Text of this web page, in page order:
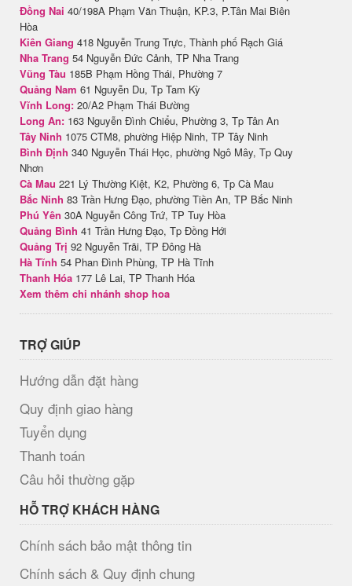
Đồng Nai 40/198A Phạm Văn Thuận, KP.3, P.Tân Mai Biên
Hòa
Kiên Giang 418 Nguyễn Trung Trực, Thành phố Rạch Giá
Nha Trang 54 Nguyễn Đức Cảnh, TP Nha Trang
Vũng Tàu 185B Phạm Hồng Thái, Phường 7
Quảng Nam 61 Nguyễn Du, Tp Tam Kỳ
Vĩnh Long: 20/A2 Phạm Thái Bường
Long An: 163 Nguyễn Đình Chiểu, Phường 3, Tp Tân An
Tây Ninh 1075 CTM8, phường Hiệp Ninh, TP Tây Ninh
Bình Định 340 Nguyễn Thái Học, phường Ngô Mây, Tp Quy
Nhơn
Cà Mau 221 Lý Thường Kiệt, K2, Phường 6, Tp Cà Mau
Bắc Ninh 83 Trần Hưng Đạo, phường Tiền An, TP Bắc Ninh
Phú Yên 30A Nguyễn Công Trứ, TP Tuy Hòa
Quảng Bình 41 Trần Hưng Đạo, Tp Đồng Hới
Quảng Trị 92 Nguyễn Trãi, TP Đông Hà
Hà Tĩnh 54 Phan Đình Phùng, TP Hà Tĩnh
Thanh Hóa 177 Lê Lai, TP Thanh Hóa
Xem thêm chi nhánh shop hoa
TRỢ GIÚP
Hướng dẫn đặt hàng
Quy định giao hàng
Tuyển dụng
Thanh toán
Câu hỏi thường gặp
HỖ TRỢ KHÁCH HÀNG
Chính sách bảo mật thông tin
Chính sách & Quy định chung